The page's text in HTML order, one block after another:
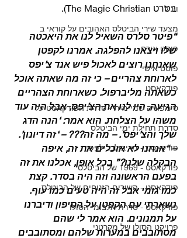
ויניל
מצעד שירי הביטלס האהובים על קוראי ב
פוסט אורח
פוסט אישי
פודקאסט
סימפוניה שמיימית - סדרת הפודקאסט על
סדרת תחילת ימי הביטלס
פודקאסט - מריבולבר לפפר
פודקאסט - 1969 של הביטלס
פודקאסט - השירים הזנוחים של הביטלס
פודקאסט - סדרת אלבומי הסולו
פרויקט הסולו של מקרטני
בסרט The Magic Christian).
“פיטר סלרס השאיל לנו את היאכטה
שלו ויצאנו להפלגה. אמרנו לקפטן
שאנחנו רוצים לאכול פיש אנד צ’יפס
לארוחת צהריים – כי זה מה שאתה אוכל
כשאתה מליברפול. כשארוחת הצהריים
הגיעה, היו לנו את הצ’יפס, אבל היה עוד
משהו על הצלחת. הוא אמר: ‘הנה הדג
שלך והצ’יפס’. – מה זה??? – ‘זה דיונון’.
– “אנחנו לא אוכלים את זה, איפה
הבקלה שלנו?” בכל אופן, אכלנו את זה
בפעם הראשונה וזה היה בסדר. קצת
כמו גומי אבל זה היה טעים כמו עוף.
נשארתי עם הקפטן על הסיפון ודיברנו
על תמנונים. הוא אמר לי שהם
מסתובבים במערות שלהם ומסתובבים